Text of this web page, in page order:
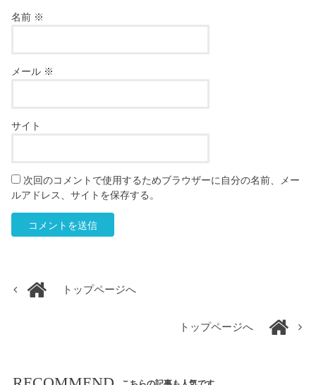
名前 ※
メール ※
サイト
次回のコメントで使用するためブラウザーに自分の名前、メー
ルアドレス、サイトを保存する。
トップページへ
トップページへ